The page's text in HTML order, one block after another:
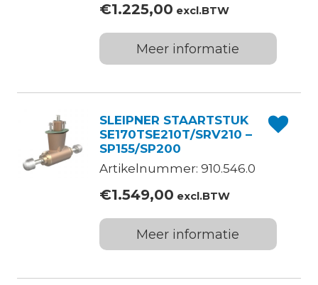
€1.225,00 excl.BTW
Meer informatie
SLEIPNER STAARTSTUK
SE170TSE210T/SRV210 –
SP155/SP200
Artikelnummer: 910.546.0
€1.549,00 excl.BTW
Meer informatie